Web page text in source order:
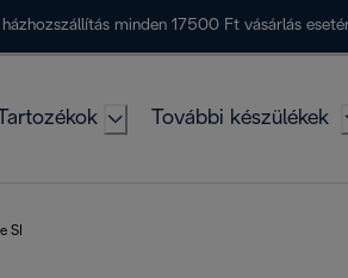
házhozszállítás minden 17500 Ft vásárlás
Tartozékok További készülékek
SI